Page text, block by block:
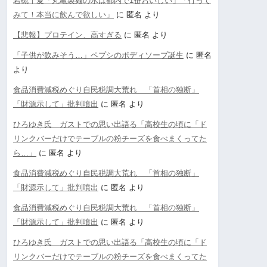
みて！本当に飲んで欲しい」
に 匿名 より
【悲報】プロテイン、高すぎる に 匿名 より
「子供が飲みそう…」ペプシのボディソープ誕生 に 匿名
より
食品消費減税めぐり自民税調大荒れ 「首相の独断」
「財源示して」批判噴出 に 匿名 より
ひろゆき氏 ガストでの思い出語る「高校生の頃に「ド
リンクバーだけでテーブルの粉チーズを食べまくってた
ら…」
に 匿名 より
食品消費減税めぐり自民税調大荒れ 「首相の独断」
「財源示して」批判噴出 に 匿名 より
食品消費減税めぐり自民税調大荒れ 「首相の独断」
「財源示して」批判噴出 に 匿名 より
ひろゆき氏 ガストでの思い出語る「高校生の頃に「ド
リンクバーだけでテーブルの粉チーズを食べまくってた